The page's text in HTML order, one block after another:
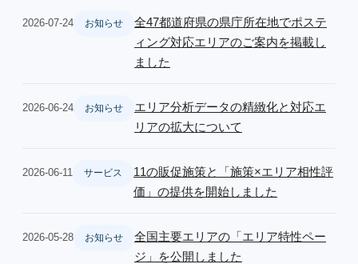
2026-07-24 お知らせ
全47都道府県の県庁所在地でポステ
ィング対応エリアのご案内を掲載し
ました
2026-06-24 お知らせ
エリア分析データの精緻化と対応エ
リアの拡大について
2026-06-11 サービス
11の販促施策と「施策×エリア相性評
価」の提供を開始しました
2026-05-28 お知らせ
全国主要エリアの「エリア特性ペー
ジ」を公開しました